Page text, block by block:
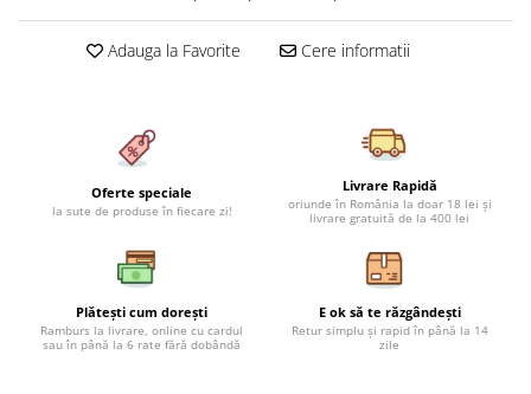
Cearceaf cu elastic 4 piese
Cearceaf normal 6 piese
Cearceaf normal
Bumbac Neted Nesatinat
Bumbac 100% Poplin Hobby
Bumbac 100%
Lenjerii Satin Premium
Huse De Pat Tricotate 160x200cm
Huse De Pat Tricotate 180x200cm
Huse Impermeabile 180x200cm
Adauga la Favorite Cere informatii
Oferte speciale
la sute de produse în fiecare zi!
Livrare Rapidă
oriunde în România la doar 18 lei și
livrare gratuită de la 400 lei
Plătești cum dorești
Ramburs la livrare, online cu cardul
sau în până la 6 rate fără dobândă
E ok să te răzgândești
Retur simplu și rapid în până la 14
zile